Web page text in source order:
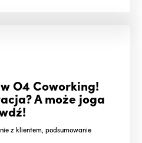
O4 Coworking!
A może joga
z klientem, podsumowanie